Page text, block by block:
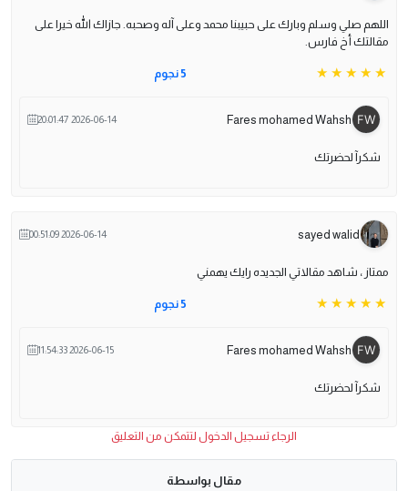
اللهم صلي وسلم وبارك على حبيبنا محمد وعلى آله وصحبه. جازاك الله خيرا على
مقالتك أخ فارس.
5 نجوم
Fares mohamed Wahsh
2026-06-14 20:01:47
شكرآ لحضرتك
sayed walid
2026-06-14 00:51:09
ممتاز ، شاهد مقالاتي الجديده رايك يهمني
5 نجوم
Fares mohamed Wahsh
2026-06-15 11:54:33
شكرآ لحضرتك
الرجاء تسجيل الدخول لتتمكن من التعليق
مقال بواسطة